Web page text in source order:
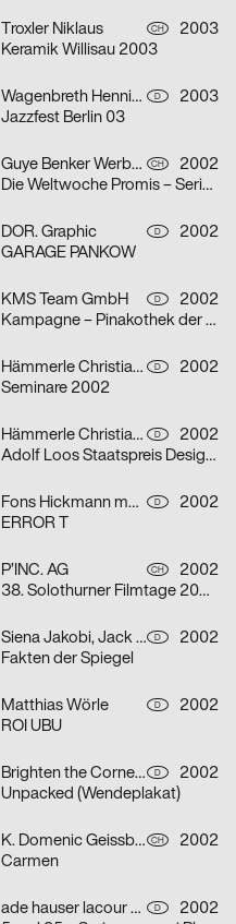
Troxler Niklaus CH
2003
Keramik Willisau 2003
Wagenbreth Henning D
2003
Jazzfest Berlin 03
Guye Benker Werbeagentur AG BSW CH
2002
Die Weltwoche Promis – Serie von drei Plakaten
DOR. Graphic D
2002
GARAGE PANKOW
KMS Team GmbH D
2002
Kampagne – Pinakothek der Moderne – Serie von zwei Plakaten
Hämmerle Christiane, Timo Thurner D
2002
Seminare 2002
Hämmerle Christiane, Timo Thurner D
2002
Adolf Loos Staatspreis Design 2001
Fons Hickmann m23 D
2002
ERROR T
P’INC. AG CH
2002
38. Solothurner Filmtage 2003 – Serie von zwei Plakaten
Siena Jakobi, Jack Kraska, Niels Verhaag D
2002
Fakten der Spiegel
Matthias Wörle D
2002
ROI UBU
Brighten the Corners Studio for Design D
2002
Unpacked (Wendeplakat)
K. Domenic Geissbühler CH
2002
Carmen
ade hauser lacour kommunikationsgestaltung gmbh D
2002